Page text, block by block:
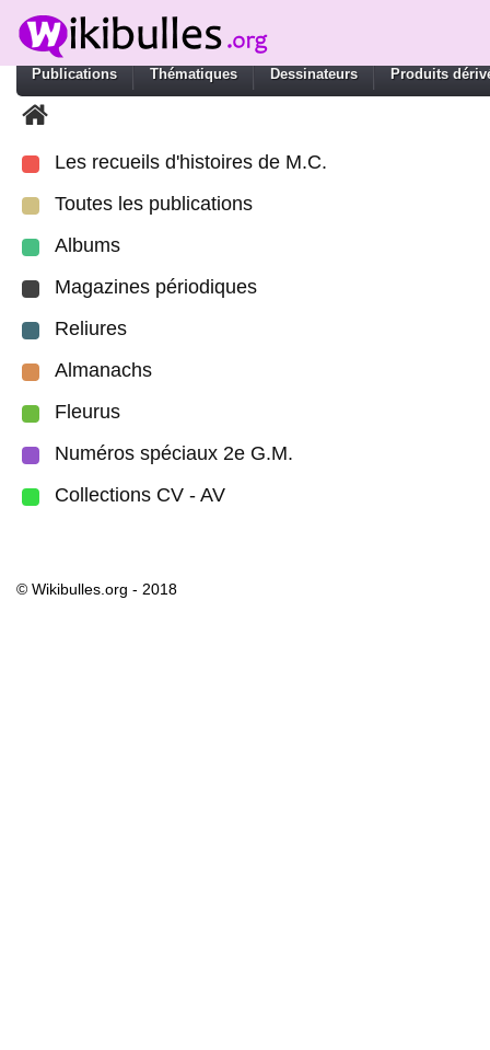
Publications Thématiques Dessinateurs Produits
Les recueils d'histoires de M.C.
Toutes les publications
Albums
Magazines périodiques
Reliures
Almanachs
Fleurus
Numéros spéciaux 2e G.M.
Collections CV - AV
© Wikibulles.org - 2018